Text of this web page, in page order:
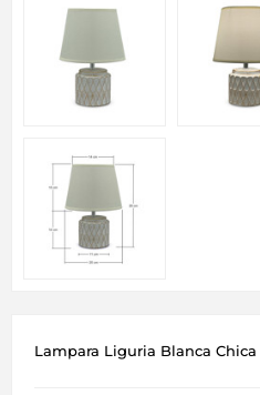
Lampara Liguria Blanca